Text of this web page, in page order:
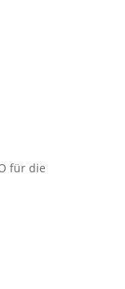
für die